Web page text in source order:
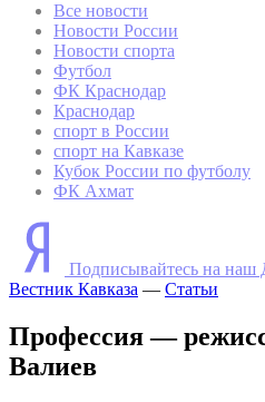
Все новости
Новости России
Новости спорта
Футбол
ФК Краснодар
Краснодар
спорт в России
спорт на Кавказе
Кубок России по футболу
ФК Ахмат
Подписывайтесь на наш
Вестник Кавказа — Статьи
Профессия —
Валиев